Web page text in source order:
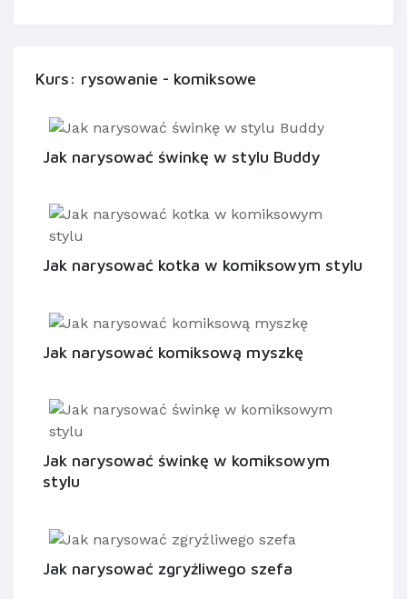
Kurs: rysowanie - komiksowe
Jak narysować świnkę w stylu Buddy
Jak narysować kotka w komiksowym stylu
Jak narysować komiksową myszkę
Jak narysować świnkę w komiksowym
stylu
Jak narysować zgryźliwego szefa